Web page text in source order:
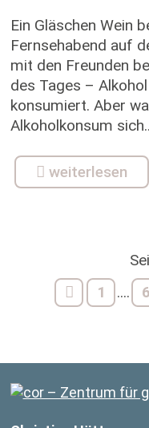
Ein Gläschen Wein
Fernsehabend auf
mit den Freunden
des Tages –
konsumiert. Aber
Alkoholkonsum
weiterlesen
1
.... 6